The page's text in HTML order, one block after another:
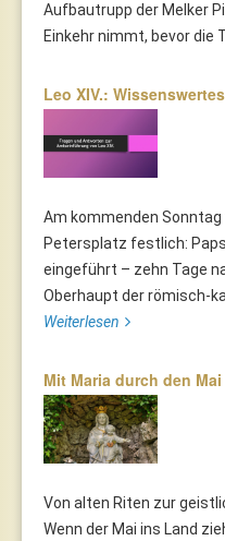
Aufbautrupp der Melker
Einkehr nimmt, bevor die
Leo XIV.:
Am kommenden
Petersplatz festlich:
eingeführt – zehn Tage
Oberhaupt der römisch-
Weiterlesen
Mit Maria durch den
Von alten Riten zur
Wenn der Mai ins Land